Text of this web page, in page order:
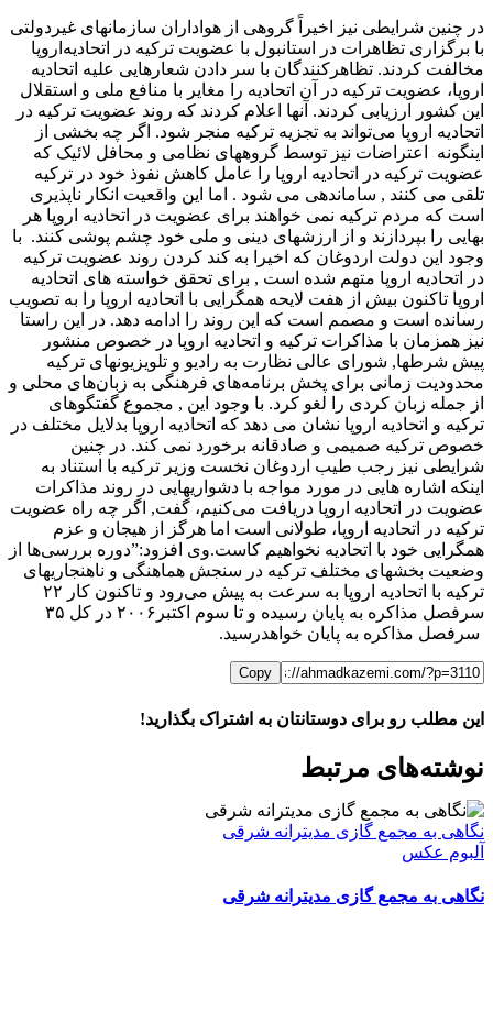
در چنین شرایطی نیز اخیراً گروهی از هواداران سازمانهای غیردولتی
با برگزاری تظاهرات در استانبول با عضویت ترکیه در اتحادیه‌اروپا
مخالفت کردند. تظاهرکنندگان با سر دادن شعارهایی علیه اتحادیه
اروپا، عضویت ترکیه در آن اتحادیه را مغایر با منافع ملی و استقلال
این کشور ارزیابی کردند. آنها اعلام کردند که روند عضویت ترکیه در
اتحادیه اروپا می‌تواند به تجزیه ترکیه منجر شود. اگر چه بخشی از
اینگونه اعتراضات نیز توسط گروههای نظامی و محافل لائیک که
عضویت ترکیه در اتحادیه اروپا را عامل کاهش نفوذ خود در ترکیه
تلقی می کنند , ساماندهی می شود . اما این واقعیت انکار ناپذیری
است که مردم ترکیه نمی خواهند برای عضویت در اتحادیه اروپا هر
بهایی را بپردازند و از ارزشهای دینی و ملی خود چشم پوشی کنند. با
وجود این دولت اردوغان که اخیرا به کند کردن روند عضویت ترکیه
در اتحادیه اروپا متهم شده است , برای تحقق خواسته های اتحادیه
اروپا تاکنون بیش از هفت لایحه همگرایی با اتحادیه اروپا را به تصویب
رسانده است و مصمم است که این روند را ادامه دهد. در این راستا
نیز همزمان با مذاکرات ترکیه و اتحادیه اروپا در خصوص منشور
پیش شرطها, شورای عالی نظارت به رادیو و تلویزیونهای ترکیه
محدودیت زمانی برای پخش برنامه‌های فرهنگی به زبان‌های محلی و
از جمله زبان کردی را لغو کرد. با وجود این , مجموع گفتگوهای
ترکیه و اتحادیه اروپا نشان می دهد که اتحادیه اروپا بدلایل مختلف در
خصوص ترکیه صمیمی و صادقانه برخورد نمی کند. در چنین
شرایطی نیز رجب طیب اردوغان نخست وزیر ترکیه با استناد به
اینکه اشاره هایی در مورد مواجه با دشواریهایی در روند مذاکرات
عضویت در اتحادیه اروپا دریافت می‌کنیم، گفت, اگر چه راه عضویت
ترکیه در اتحادیه اروپا، طولانی است اما هرگز از هیجان و عزم
همگرایی خود با اتحادیه نخواهیم کاست.وی افزود:”دوره بررسی‌ها از
وضعیت بخشهای مختلف ترکیه در سنجش هماهنگی و ناهنجاریهای
ترکیه با اتحادیه اروپا به سرعت به پیش می‌رود و تاکنون کار ۲۲
سرفصل مذاکره به پایان رسیده و تا سوم اکتبر۲۰۰۶ در کل ۳۵
سرفصل مذاکره به پایان خواهدرسید.
Copy
این مطلب رو برای دوستانتان به اشتراک بگذارید!
FacebookX
LinkedIn
WhatsApp
Telegram
ایمیل
نوشته‌‌های مرتبط
نگاهی به مجمع گازی مدیترانه شرقی
آلبوم عکس
نگاهی به مجمع گازی مدیترانه شرقی